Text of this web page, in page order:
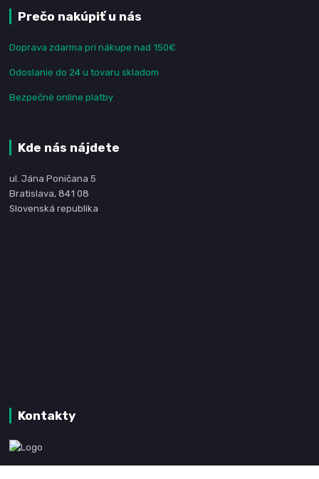
Prečo nakúpiť u nás
Doprava zdarma pri nákupe nad 150€
Odoslanie do 24 u tovaru skladom
Bezpečné online platby
Kde nás nájdete
ul. Jána Poničana 5
Bratislava, 841 08
Slovenská republika
Kontakty